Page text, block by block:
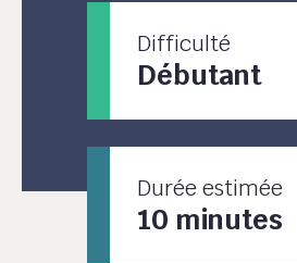
Difficulté
Débutant
Durée estimée
10 minutes